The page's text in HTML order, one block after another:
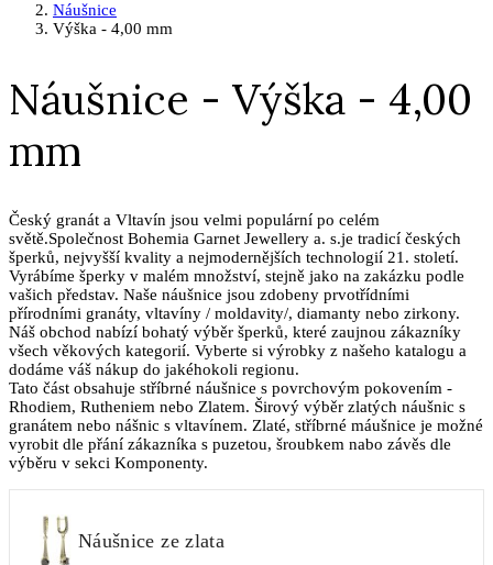
Náušnice
Výška - 4,00 mm
Náušnice - Výška - 4,00
mm
Český granát a Vltavín jsou velmi populární po celém
světě.Společnost Bohemia Garnet Jewellery a. s.je tradicí českých
šperků, nejvyšší kvality a nejmodernějších technologií 21. století.
Vyrábíme šperky v malém množství, stejně jako na zakázku podle
vašich představ. Naše náušnice jsou zdobeny prvotřídními
přírodními granáty, vltavíny / moldavity/, diamanty nebo zirkony.
Náš obchod nabízí bohatý výběr šperků, které zaujnou zákazníky
všech věkových kategorií. Vyberte si výrobky z našeho katalogu a
dodáme váš nákup do jakéhokoli regionu.
Tato část obsahuje stříbrné náušnice s povrchovým pokovením -
Rhodiem, Rutheniem nebo Zlatem. Širový výběr zlatých náušnic s
granátem nebo nášnic s vltavínem. Zlaté, stříbrné máušnice je možné
vyrobit dle přání zákazníka s puzetou, šroubkem nabo závěs dle
výběru v sekci Komponenty.
Náušnice ze zlata